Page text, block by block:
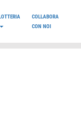
COLLABORA
CON NOI